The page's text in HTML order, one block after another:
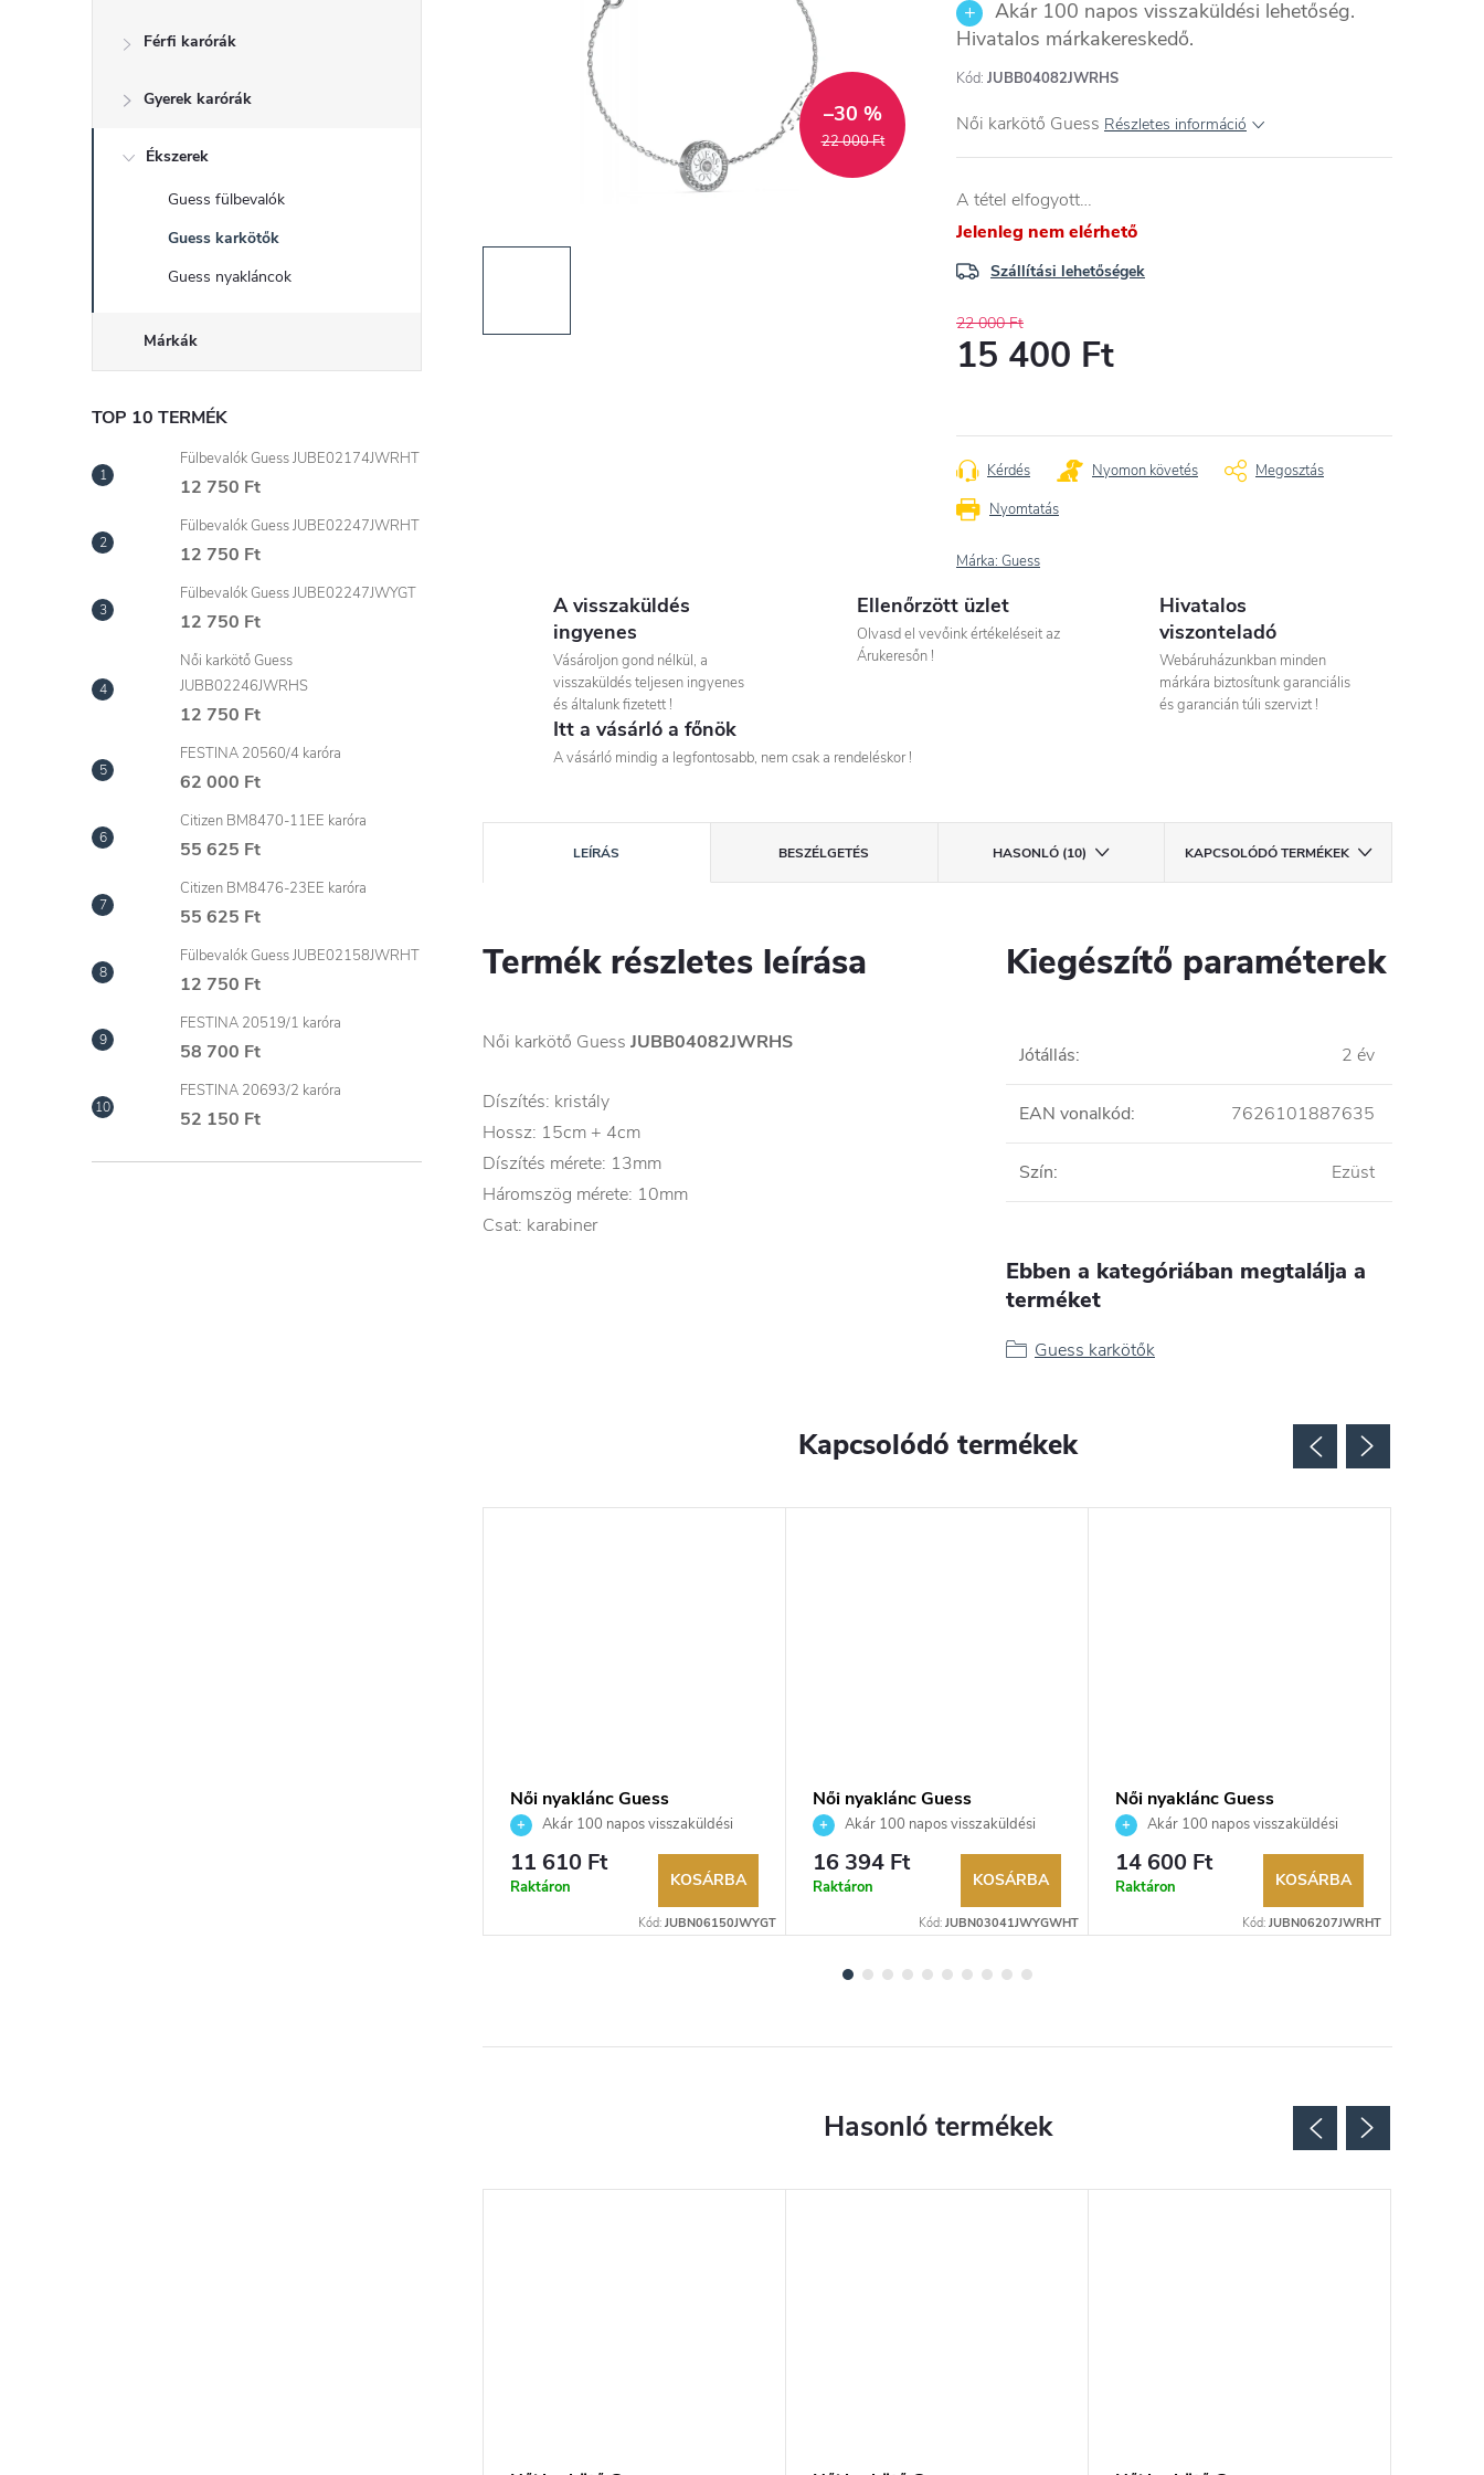
l
n
e
l
Férfi karórák
Gyerek karórák
Ékszerek
Guess fülbevalók
Guess karkötők
Guess nyakláncok
Márkák
TOP 10 TERMÉK
Fülbevalók Guess JUBE02174JWRHT
12 750 Ft
Fülbevalók Guess JUBE02247JWRHT
12 750 Ft
Fülbevalók Guess JUBE02247JWYGT
12 750 Ft
Női karkötő Guess
JUBB02246JWRHS
12 750 Ft
FESTINA 20560/4 karóra
62 000 Ft
Citizen BM8470-11EE karóra
55 625 Ft
Citizen BM8476-23EE karóra
55 625 Ft
Fülbevalók Guess JUBE02158JWRHT
12 750 Ft
FESTINA 20519/1 karóra
58 700 Ft
FESTINA 20693/2 karóra
52 150 Ft
22 000 Ft
–30 %
Akár 100 napos visszaküldési lehetőség.
Hivatalos márkakereskedő.
Kód: JUBB04082JWRHS
Női karkötő Guess Részletes információ
A tétel elfogyott…
Jelenleg nem elérhető
Szállítási lehetőségek
22 000 Ft
15 400 Ft
Nyomtatás
Kérdés Nyomon követés Megosztás
Márka: Guess
A visszaküldés
ingyenes
Vásároljon gond nélkül, a
visszaküldés teljesen ingyenes
és általunk fizetett !
Ellenőrzött üzlet
Olvasd el vevőink értékeléseit az
Árukeresőn !
Hivatalos
viszonteladó
Webáruházunkban minden
márkára biztosítunk garanciális
és garancián túli szervizt !
Itt a vásárló a főnök
A vásárló mindig a legfontosabb, nem csak a rendeléskor !
LEÍRÁS BESZÉLGETÉS HASONLÓ (10) KAPCSOLÓDÓ TERMÉKEK
Termék részletes leírása
Női karkötő Guess JUBB04082JWRHS
Díszítés: kristály
Hossz: 15cm + 4cm
Díszítés mérete: 13mm
Háromszög mérete: 10mm
Csat: karabiner
Kiegészítő paraméterek
Jótállás: 2 év
EAN vonalkód: 7626101887635
Szín: Ezüst
Ebben a kategóriában megtalálja a
terméket
Guess karkötők
Kapcsolódó termékek
Női nyaklánc Guess
JUBN06150JWYGT
Akár 100 napos visszaküldési
lehetőség. Hivatalos márkakereskedő.
11 610 Ft
Raktáron KOSÁRBA
Kód: JUBN06150JWYGT
Női nyaklánc Guess
JUBN03041JWYGWHT
Akár 100 napos visszaküldési
lehetőség. Hivatalos márkakereskedő.
16 394 Ft
Raktáron KOSÁRBA
Kód: JUBN03041JWYGWHT
Női nyaklánc Guess
JUBN06207JWRHT
Akár 100 napos visszaküldési
lehetőség. Hivatalos márkakereskedő.
14 600 Ft
Raktáron KOSÁRBA
Kód: JUBN06207JWRHT